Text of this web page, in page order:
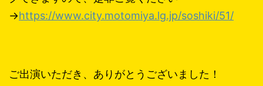
→https://www.city.motomiya.lg.jp/soshiki/51/
ご出演いただき、ありがとうございました！